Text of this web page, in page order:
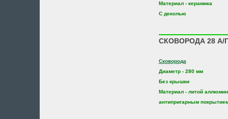
Материал - керамика
С деколью
СКОВОРОДА 28 А/П
Сковорода
Диаметр - 280 мм
Без крышки
Материал - литой
антипригарным